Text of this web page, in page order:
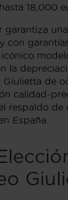
18,000
garantiza
con
la
Giulietta de
calidad-
respaldo de
España.